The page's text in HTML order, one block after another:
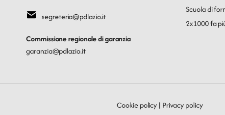
segreteria@pdlazio.it
Commissione regionale di garanzia
garanzia@pdlazio.it
Scuola di
2x1000 fa
Cookie policy | Privacy policy